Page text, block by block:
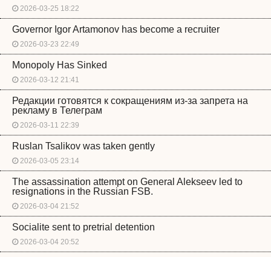
2026-03-25 18:22
Governor Igor Artamonov has become a recruiter
2026-03-23 22:49
Monopoly Has Sinked
2026-03-12 21:41
Редакции готовятся к сокращениям из-за запрета на
рекламу в Телеграм
2026-03-11 22:39
Ruslan Tsalikov was taken gently
2026-03-05 23:14
The assassination attempt on General Alekseev led to
resignations in the Russian FSB.
2026-03-04 21:52
Socialite sent to pretrial detention
2026-03-04 20:52